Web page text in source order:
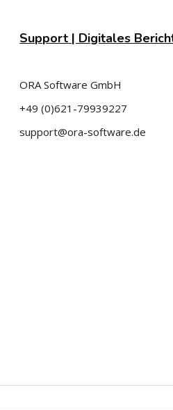
Support | Digitales
ORA Software GmbH
+49 (0)621-79939227
support@ora-software.de